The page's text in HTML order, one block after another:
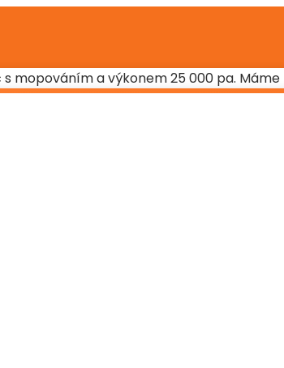
mopováním a výkonem 25 000 pa.